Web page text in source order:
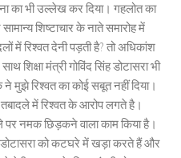
का भी उल्लेख कर दिया। गहलोत का
शिष्टाचार के नाते समारोह में
में रिश्वत देनी पड़ती है? तो अधिकांश
शिक्षा मंत्री गोविंद सिंह डोटासरा भी
मुझे रिश्वत का कोई सबूत नहीं दिया।
में रिश्वत के आरोप लगते है।
नमक छिड़कने वाला काम किया है।
को कटघरे में खड़ा करते हैं और